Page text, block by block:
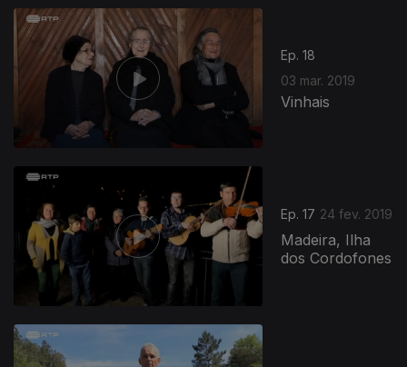
Ep. 18
03 mar. 2019
Vinhais
Ep. 17 24 fev. 2019
Madeira, Ilha
dos Cordofones
389179